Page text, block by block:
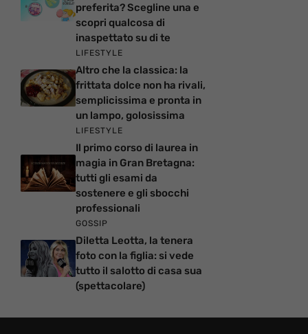
preferita? Scegline una e
scopri qualcosa di
inaspettato su di te
LIFESTYLE
Altro che la classica: la
frittata dolce non ha rivali,
semplicissima e pronta in
un lampo, golosissima
LIFESTYLE
Il primo corso di laurea in
magia in Gran Bretagna:
tutti gli esami da
sostenere e gli sbocchi
professionali
GOSSIP
Diletta Leotta, la tenera
foto con la figlia: si vede
tutto il salotto di casa sua
(spettacolare)